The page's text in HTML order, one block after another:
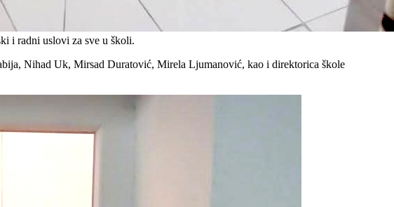
i radni uslovi za sve u školi.
Nihad Uk, Mirsad Duratović, Mirela Ljumanović, kao i direktorica škole